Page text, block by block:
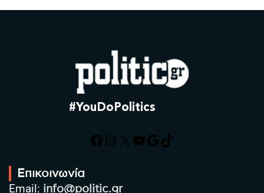
#YouDoPolitics
Facebook
Instagram
X YouTube
Google
TikTok
Επικοινωνία
Email: info@politic.gr